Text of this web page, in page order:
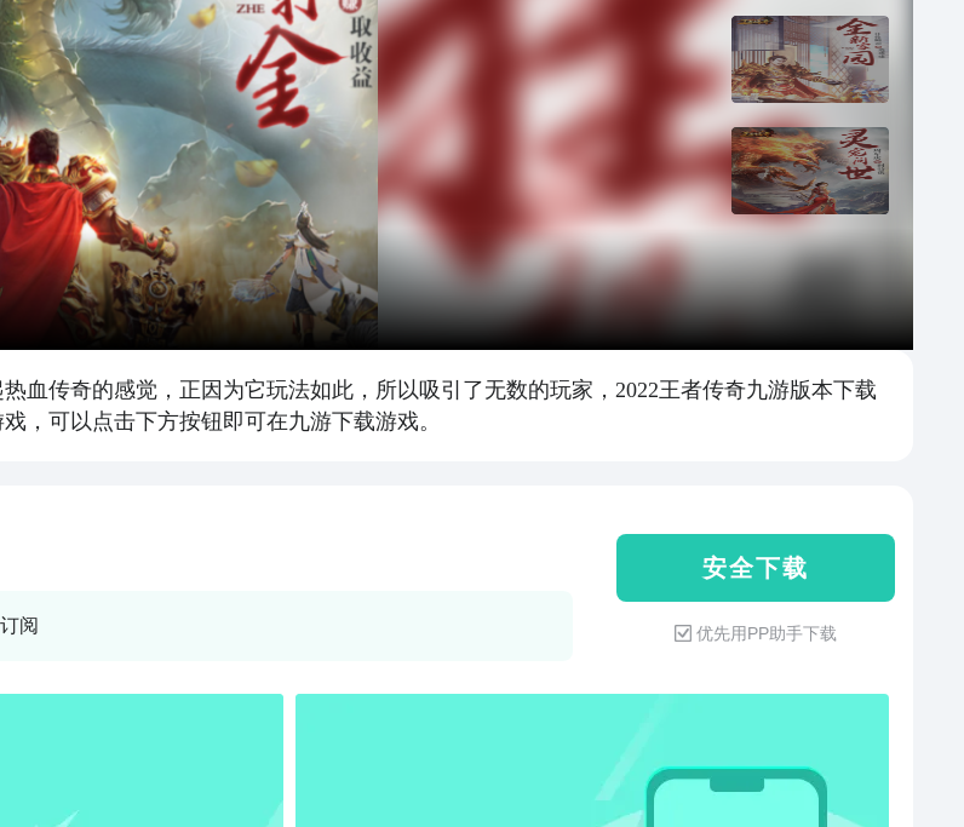
血传奇的感觉，正因为它玩法如此，所以吸引了无数的玩家，2022王者传奇九游版本下载
，可以点击下方按钮即可在九游下载游戏。
阅
安 全 下 载
优先用PP助手下载